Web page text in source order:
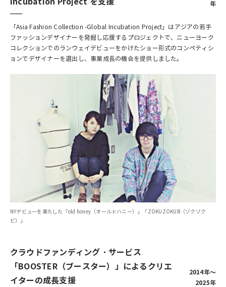
年
「Asia Fashion Collection -Global Incubation Project」はアジアの若手
ファッションデザイナーを発掘し応援するプロジェクトで、ニューヨーク
コレクションでのランウェイデビューをかけたショー形式のコンペティシ
ョンでデザイナーを選出し、事業成長の機会を提供しました。
NYデビューを果たした「old honey（オールドハニー）」「ZOKUZOKUB（ゾクゾク
ビ）」
クラウドファンディング・サービス
「BOOSTER（ブースター）」によるクリエ
イターの成長支援
2014年～
2025年